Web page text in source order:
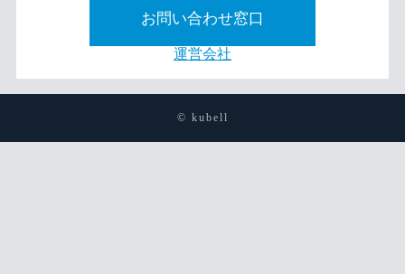
お問い合わせ窓口
運営会社
© kubell